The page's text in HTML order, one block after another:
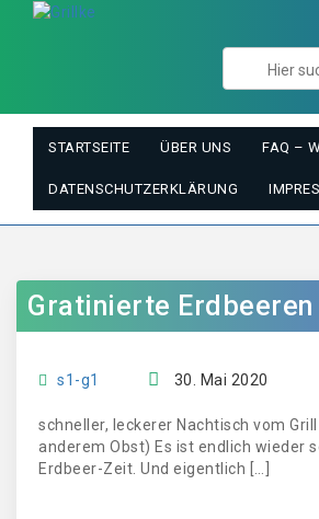
STARTSEITE ÜBER UNS FAQ –
DATENSCHUTZERKLÄRUNG
Gratinierte Erdbeeren
s1-g1 30. Mai 2020
schneller, leckerer Nachtisch vom
anderem Obst) Es ist endlich wieder
Erdbeer-Zeit. Und eigentlich […]